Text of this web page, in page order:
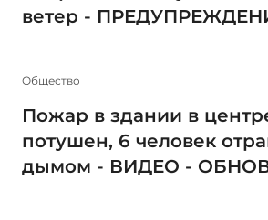
ветер -
Общество
Пожар в здании в
потушен, 6 человек
дымом - ВИДЕО -